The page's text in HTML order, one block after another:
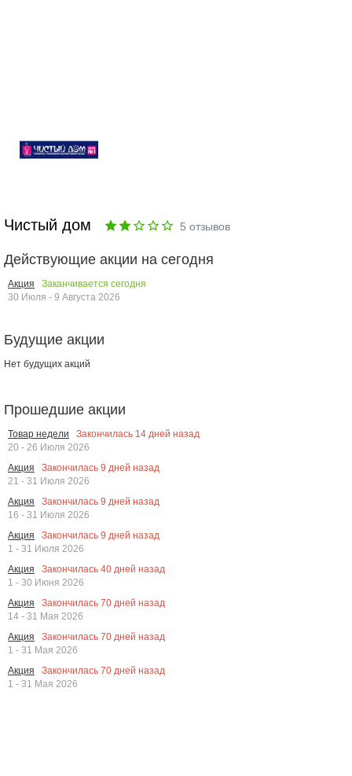
Чистый дом 5 отзывов
Действующие акции на сегодня
Акция
Заканчивается сегодня
30 Июля - 9 Августа 2026
Будущие акции
Нет будущих акций
Прошедшие акции
Товар недели Закончилась 14 дней назад
20 - 26 Июля 2026
Акция
Закончилась 9 дней назад
21 - 31 Июля 2026
Акция
Закончилась 9 дней назад
16 - 31 Июля 2026
Акция
Закончилась 9 дней назад
1 - 31 Июля 2026
Акция
Закончилась 40 дней назад
1 - 30 Июня 2026
Акция
Закончилась 70 дней назад
14 - 31 Мая 2026
Акция
Закончилась 70 дней назад
1 - 31 Мая 2026
Акция
Закончилась 70 дней назад
1 - 31 Мая 2026